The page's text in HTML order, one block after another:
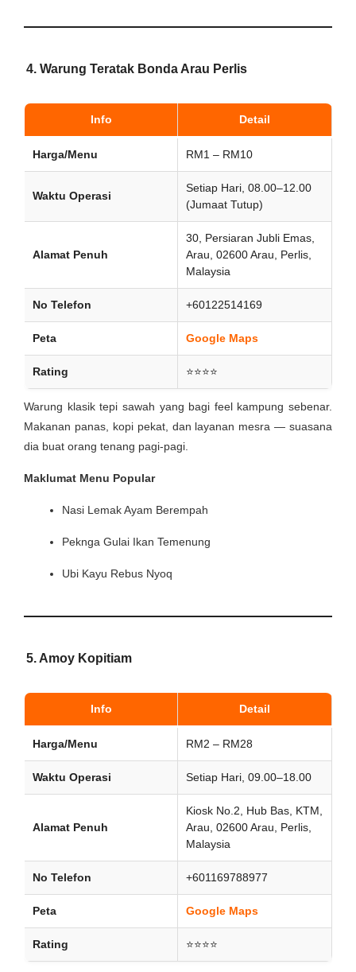
4. Warung Teratak Bonda Arau Perlis
Info Detail
Harga/Menu RM1 – RM10
Waktu Operasi
Setiap Hari, 08.00–12.00
(Jumaat Tutup)
Alamat Penuh
30, Persiaran Jubli Emas,
Arau, 02600 Arau, Perlis,
Malaysia
No Telefon +60122514169
Peta Google Maps
Rating ⭐⭐⭐⭐
Warung klasik tepi sawah yang bagi feel kampung sebenar.
Makanan panas, kopi pekat, dan layanan mesra — suasana
dia buat orang tenang pagi-pagi.
Maklumat Menu Popular
Nasi Lemak Ayam Berempah
Peknga Gulai Ikan Temenung
Ubi Kayu Rebus Nyoq
5. Amoy Kopitiam
Info Detail
Harga/Menu RM2 – RM28
Waktu Operasi Setiap Hari, 09.00–18.00
Alamat Penuh
Kiosk No.2, Hub Bas, KTM,
Arau, 02600 Arau, Perlis,
Malaysia
No Telefon +601169788977
Peta Google Maps
Rating ⭐⭐⭐⭐